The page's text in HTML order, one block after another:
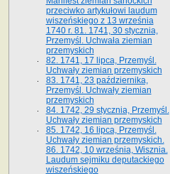
przeciwko artykułowi laudum
wiszeńskiego z 13 wrze­śnia
1740 r. 81. 1741, 30 stycznia,
Przemyśl. Uchwała ziemian
przemyskich
82. 1741, 17 lipca, Przemyśl.
Uchwały ziemian przemyskich
83. 1741, 23 października,
Przemyśl. Uchwały ziemian
przemyskich
84. 1742, 29 stycznia, Przemyśl.
Uchwały ziemian przemyskich
85. 1742, 16 lipca, Przemyśl.
Uchwały ziemian przemyskich.
86. 1742, 10 września, Wisznia.
Laudum sejmiku deputackiego
wiszeńskiego